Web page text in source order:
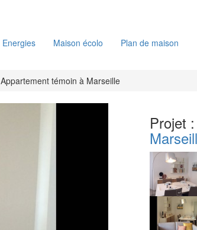
Energies Maison écolo Plan de maison
Appartement témoin à Marseille
Projet :